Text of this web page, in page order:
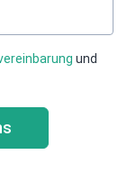
und